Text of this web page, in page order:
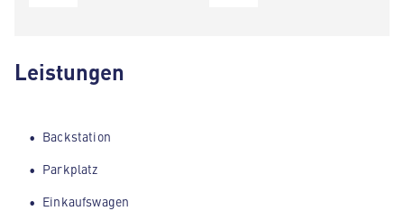
Leistungen
Backstation
Parkplatz
Einkaufswagen